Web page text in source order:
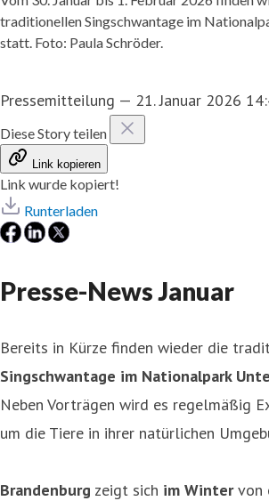
traditionellen Singschwantage im
statt. Foto: Paula Schröder.
Pressemitteilung — 21. Januar 2026
Diese Story teilen
Link kopieren
Link wurde kopiert!
Runterladen
Presse-News Januar
Bereits in Kürze finden wieder die
Singschwantage im Nationalpark
Neben Vorträgen wird es regelmäßig
um die Tiere in ihrer natürlichen
Brandenburg zeigt sich im Wintervon